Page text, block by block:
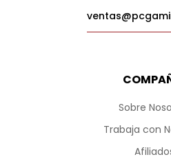
Sobre
Trabaja con